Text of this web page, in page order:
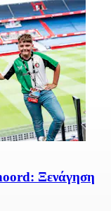
Ξενάγηση